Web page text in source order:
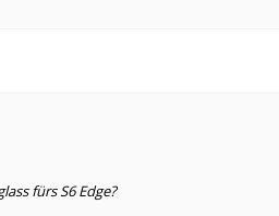
fürs S6 Edge?